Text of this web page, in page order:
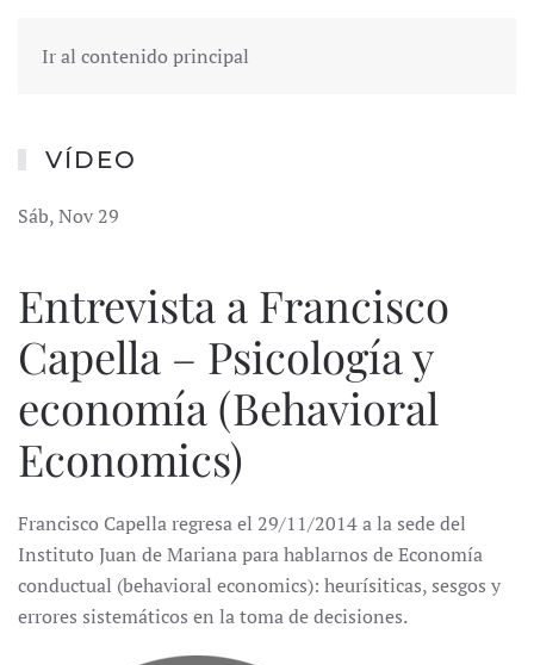
Ir al contenido principal
VÍDEO
Sáb, Nov 29
Entrevista a Francisco
Capella – Psicología y
economía (Behavioral
Economics)
Francisco Capella regresa el 29/11/2014 a la sede del
Instituto Juan de Mariana para hablarnos de Economía
conductual (behavioral economics): heurísiticas, sesgos y
errores sistemáticos en la toma de decisiones.